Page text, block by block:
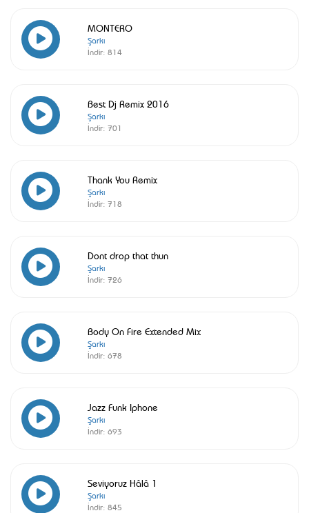
MONTERO
Şarkı
İndir: 814
Best Dj Remix 2016
Şarkı
İndir: 701
Thank You Remix
Şarkı
İndir: 718
Dont drop that thun
Şarkı
İndir: 726
Body On Fire Extended Mix
Şarkı
İndir: 678
Jazz Funk Iphone
Şarkı
İndir: 693
Seviyoruz Hâlâ 1
Şarkı
İndir: 845